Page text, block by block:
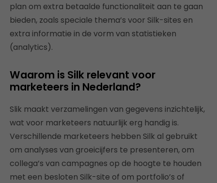
plan om extra betaalde functionaliteit aan te gaan
bieden, zoals speciale thema’s voor Silk-sites en
extra informatie in de vorm van statistieken
(analytics).
Waarom is Silk relevant voor
marketeers in Nederland?
Slik maakt verzamelingen van gegevens inzichtelijk,
wat voor marketeers natuurlijk erg handig is.
Verschillende marketeers hebben Silk al gebruikt
om analyses van groeicijfers te presenteren, om
collega’s van campagnes op de hoogte te houden
met een besloten Silk-site of om portfolio’s of